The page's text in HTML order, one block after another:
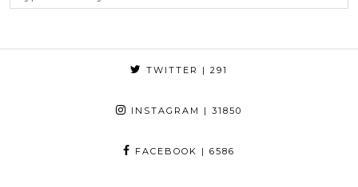
TWITTER | 291
INSTAGRAM | 31850
FACEBOOK | 6586